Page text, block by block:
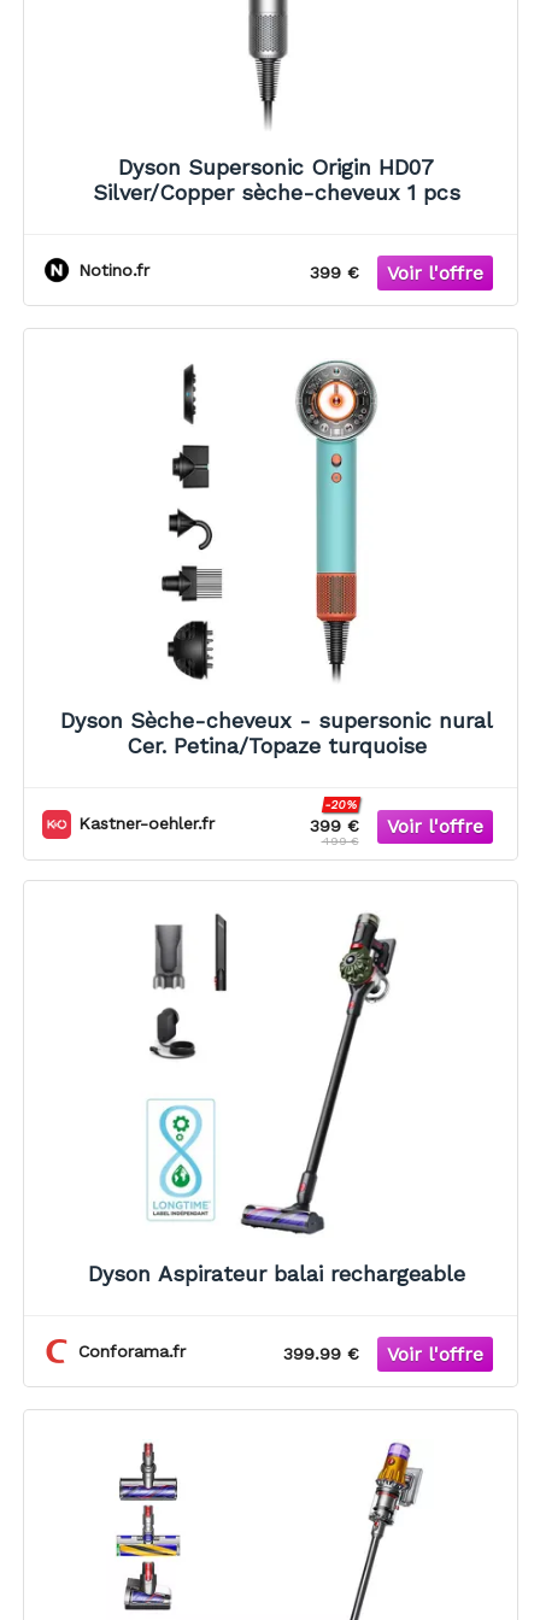
Dyson Supersonic Origin HD07
Silver/Copper sèche-cheveux 1 pcs
Notino.fr 399 €
Dyson Sèche-cheveux - supersonic nural
Cer. Petina/Topaze turquoise
Kastner-oehler.fr 399 €
-20%
499 €
Dyson Aspirateur balai rechargeable
Conforama.fr 399.99 €